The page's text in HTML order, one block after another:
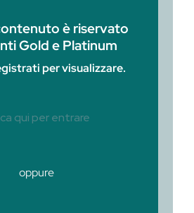
è riservato
Gold e Platinum
per visualizzare.
qui per entrare
oppure